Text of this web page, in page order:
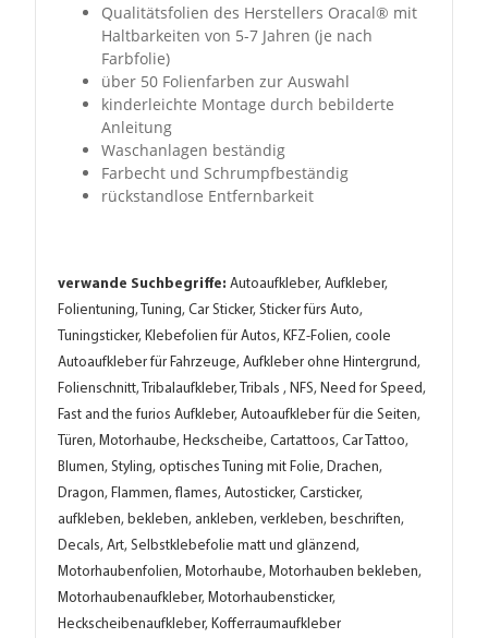
Qualitätsfolien des Herstellers Oracal® mit
Haltbarkeiten von 5-7 Jahren (je nach
Farbfolie)
über 50 Folienfarben zur Auswahl
kinderleichte Montage durch bebilderte
Anleitung
Waschanlagen beständig
Farbecht und Schrumpfbeständig
rückstandlose Entfernbarkeit
verwande Suchbegriffe: Autoaufkleber, Aufkleber,
Folientuning, Tuning, Car Sticker, Sticker fürs Auto,
Tuningsticker, Klebefolien für Autos, KFZ-Folien, coole
Autoaufkleber für Fahrzeuge, Aufkleber ohne Hintergrund,
Folienschnitt, Tribalaufkleber, Tribals , NFS, Need for Speed,
Fast and the furios Aufkleber, Autoaufkleber für die Seiten,
Türen, Motorhaube, Heckscheibe, Cartattoos, Car Tattoo,
Blumen, Styling, optisches Tuning mit Folie, Drachen,
Dragon, Flammen, flames, Autosticker, Carsticker,
aufkleben, bekleben, ankleben, verkleben, beschriften,
Decals, Art, Selbstklebefolie matt und glänzend,
Motorhaubenfolien, Motorhaube, Motorhauben bekleben,
Motorhaubenaufkleber, Motorhaubensticker,
Heckscheibenaufkleber, Kofferraumaufkleber